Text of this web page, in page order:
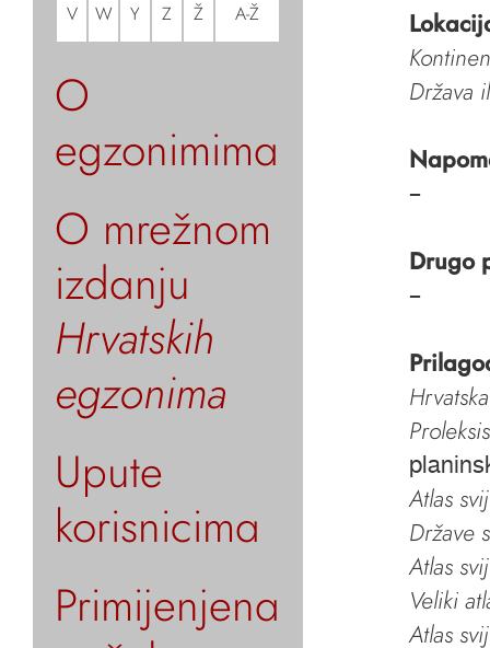
V W Y Z Ž A-Ž
O
egzonimima
O mrežnom
izdanju
Hrvatskih
egzonima
Upute
korisnicima
Primijenjena
Država
–
Drugo
–
Atlas
Države
Atlas
Veliki
Atlas